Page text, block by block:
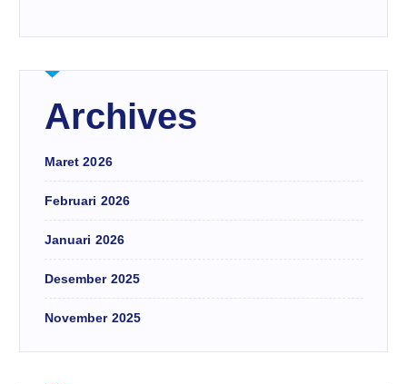
Archives
Maret 2026
Februari 2026
Januari 2026
Desember 2025
November 2025